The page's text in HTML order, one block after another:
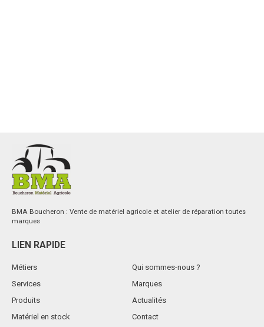
BMA Boucheron : Vente de matériel agricole et atelier de réparation toutes
marques
LIEN RAPIDE
Métiers
Services
Produits
Matériel en stock
Qui sommes-nous ?
Marques
Actualités
Contact